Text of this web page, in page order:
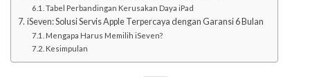
Tabel Perbandingan Kerusakan Daya iPad
iSeven: Solusi Servis Apple Terpercaya dengan Garansi 6 Bulan
Mengapa Harus Memilih iSeven?
Kesimpulan